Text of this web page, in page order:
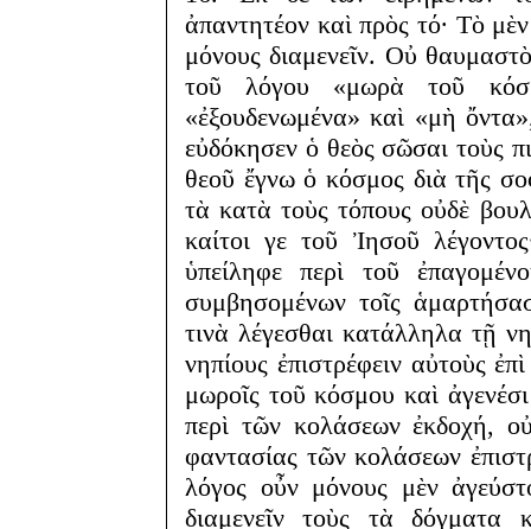
ἀπαντητέον καὶ πρὸς τό· Τὸ
μόνους διαμενεῖν. Οὐ
τοῦ λόγου «μωρὰ τοῦ
«ἐξουδενωμένα» καὶ «μὴ
εὐδόκησεν ὁ θεὸς σῶσαι τοὺς
θεοῦ ἔγνω ὁ κόσμος διὰ τῆς
τὰ κατὰ τοὺς τόπους οὐδὲ
καίτοι γε τοῦ Ἰησοῦ
ὑπείληφε περὶ τοῦ
συμβησομένων τοῖς
τινὰ λέγεσθαι κατάλληλα τῇ
νηπίους ἐπιστρέφειν αὐτοὺς
μωροῖς τοῦ κόσμου καὶ
περὶ τῶν κολάσεων ἐκδοχή,
φαντασίας τῶν κολάσεων
λόγος οὖν μόνους μὲν
διαμενεῖν τοὺς τὰ